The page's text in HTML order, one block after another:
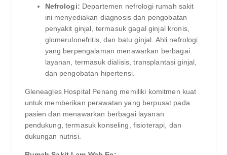
Nefrologi: Departemen nefrologi rumah sakit
ini menyediakan diagnosis dan pengobatan
penyakit ginjal, termasuk gagal ginjal kronis,
glomerulonefritis, dan batu ginjal. Ahli nefrologi
yang berpengalaman menawarkan berbagai
layanan, termasuk dialisis, transplantasi ginjal,
dan pengobatan hipertensi.
Gleneagles Hospital Penang memiliki komitmen kuat
untuk memberikan perawatan yang berpusat pada
pasien dan menawarkan berbagai layanan
pendukung, termasuk konseling, fisioterapi, dan
dukungan nutrisi.